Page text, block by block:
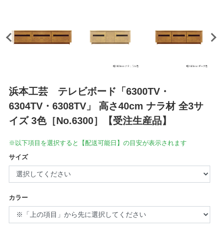
浜本工芸 テレビボード「6300TV・
6304TV・6308TV」 高さ40cm ナラ材 全3サ
イズ 3色［No.6300］【受注生産品】
※以下項目を選択すると【配送可能日】の目安が表示されます
サイズ
カラー